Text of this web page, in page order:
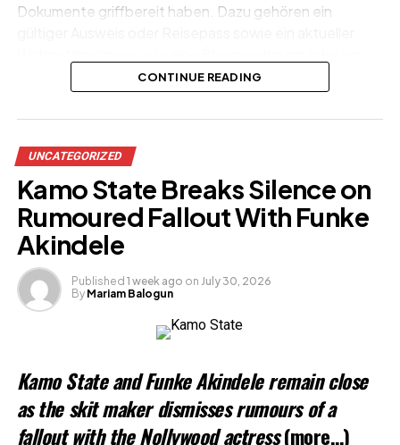
Dokumente griffbereit haben. Dazu gehören ein
Kontoauszug. Diese Dokumente werden für die
Überprüfung Ihres Kontos erforderlich und
beschleunigen den gesamten Ablauf deutlich.
CONTINUE READING
UNCATEGORIZED
Kamo State Breaks Silence on
Rumoured Fallout With Funke
Akindele
Published 1 week ago on July 30, 2026
By Mariam Balogun
Kamo State and Funke Akindele remain close
as the skit maker dismisses rumours of a
fallout with the Nollywood actress(more…)